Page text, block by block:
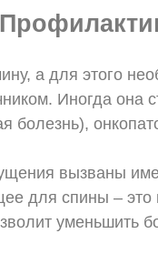
а для этого
Иногда она
болезнь),
вызваны
для спины –
уменьшить